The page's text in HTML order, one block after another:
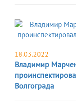
18.03.2022
Владимир
Волгограда